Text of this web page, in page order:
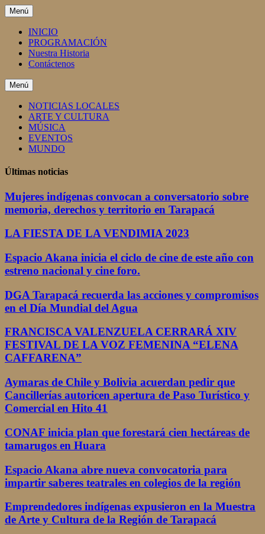
Saltar
al
contenido
Menú
INICIO
PROGRAMACIÓN
Nuestra Historia
Contáctenos
Menú
NOTICIAS LOCALES
ARTE Y CULTURA
MÚSICA
EVENTOS
MUNDO
Últimas noticias
Mujeres indígenas convocan a conversatorio sobre
memoria, derechos y territorio en Tarapacá
LA FIESTA DE LA VENDIMIA 2023
Espacio Akana inicia el ciclo de cine de este año con
estreno nacional y cine foro.
DGA Tarapacá recuerda las acciones y compromisos
en el Día Mundial del Agua
FRANCISCA VALENZUELA CERRARÁ XIV
FESTIVAL DE LA VOZ FEMENINA “ELENA
CAFFARENA”
Aymaras de Chile y Bolivia acuerdan pedir que
Cancillerías autoricen apertura de Paso Turístico y
Comercial en Hito 41
CONAF inicia plan que forestará cien hectáreas de
tamarugos en Huara
Espacio Akana abre nueva convocatoria para
impartir saberes teatrales en colegios de la región
Emprendedores indígenas expusieron en la Muestra
de Arte y Cultura de la Región de Tarapacá